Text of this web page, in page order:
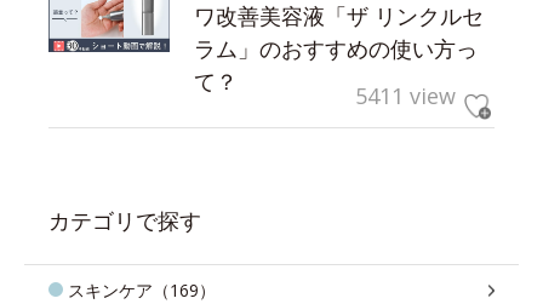
ワ改善美容液「ザ リンクルセ
ラム」のおすすめの使い方っ
て？
5411 view
カテゴリで探す
スキンケア（169）